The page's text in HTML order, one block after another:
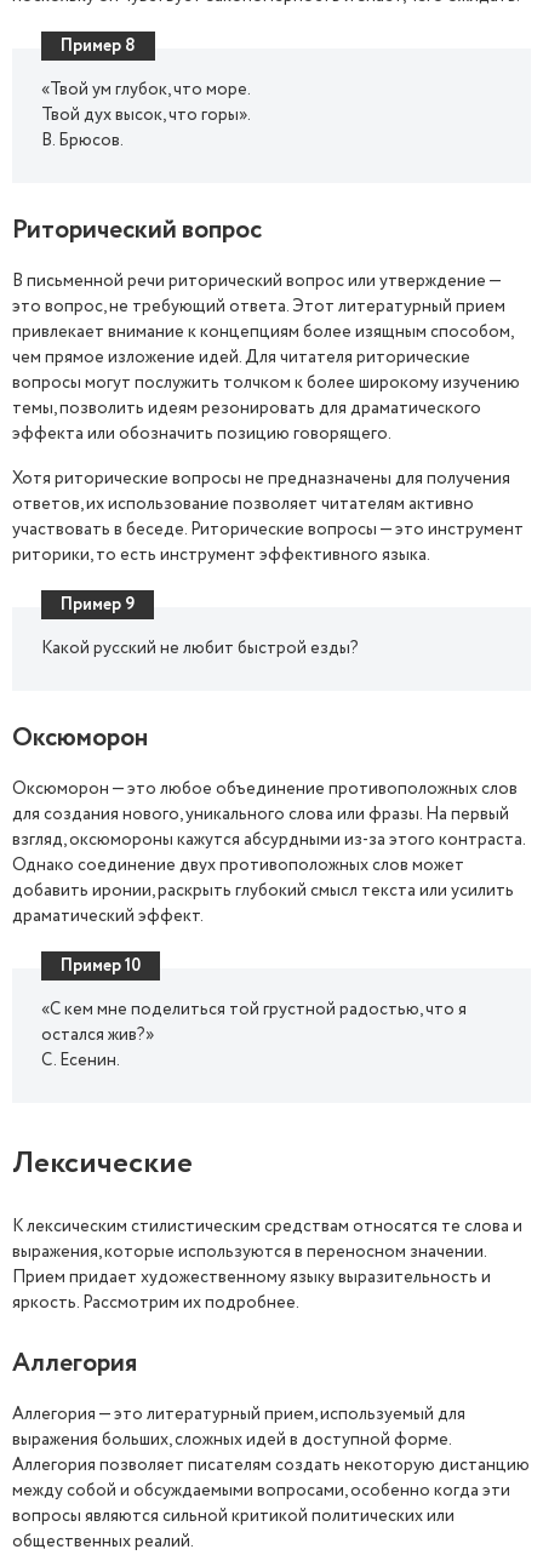
Пример 8
«Твой ум глубок, что море.
Твой дух высок, что горы».
В. Брюсов.
Риторический вопрос
В письменной речи риторический вопрос или утверждение —
это вопрос, не требующий ответа. Этот литературный прием
привлекает внимание к концепциям более изящным способом,
чем прямое изложение идей. Для читателя риторические
вопросы могут послужить толчком к более широкому изучению
темы, позволить идеям резонировать для драматического
эффекта или обозначить позицию говорящего.
Хотя риторические вопросы не предназначены для получения
ответов, их использование позволяет читателям активно
участвовать в беседе. Риторические вопросы — это инструмент
риторики, то есть инструмент эффективного языка.
Пример 9
Какой русский не любит быстрой езды?
Оксюморон
Оксюморон — это любое объединение противоположных слов
для создания нового, уникального слова или фразы. На первый
взгляд, оксюмороны кажутся абсурдными из-за этого контраста.
Однако соединение двух противоположных слов может
добавить иронии, раскрыть глубокий смысл текста или усилить
драматический эффект.
Пример 10
«С кем мне поделиться той грустной радостью, что я
остался жив?»
С. Есенин.
Лексические
К лексическим стилистическим средствам относятся те слова и
выражения, которые используются в переносном значении.
Прием придает художественному языку выразительность и
яркость. Рассмотрим их подробнее.
Аллегория
Аллегория — это литературный прием, используемый для
выражения больших, сложных идей в доступной форме.
Аллегория позволяет писателям создать некоторую дистанцию
между собой и обсуждаемыми вопросами, особенно когда эти
вопросы являются сильной критикой политических или
общественных реалий.